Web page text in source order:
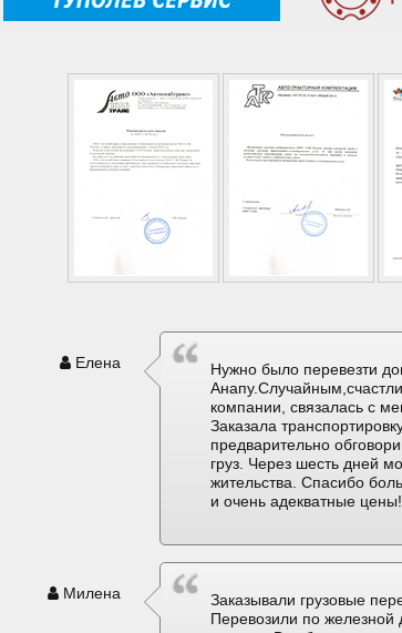
Елена
Нужно было перевезти
компании, связалась с
Заказала
предварительно
груз. Через шесть дней
жительства. Спасибо
и очень адекватные
Милена
Заказывали грузовые
Перевозили по железной